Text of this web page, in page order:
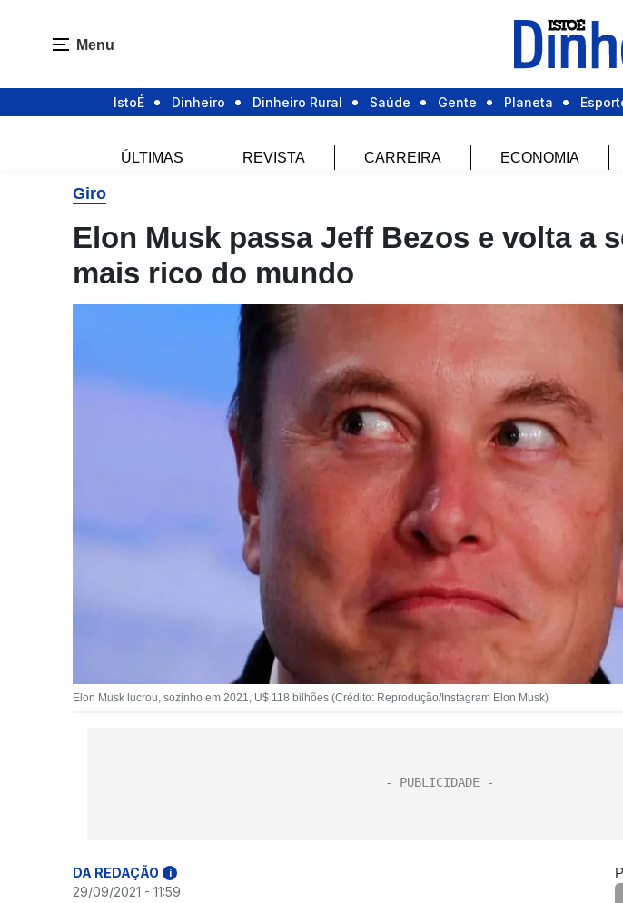
Menu
IstoÉ Dinheiro Dinheiro Rural Saúde Gente Planeta
ÚLTIMAS REVISTA CARREIRA ECONOMIA
Giro
Elon Musk passa Jeff Bezos e volta a
mais rico do mundo
Elon Musk lucrou, sozinho em 2021, U$ 118 bilhões (Crédito: Reprodução/Instagram Elon Musk)
DA REDAÇÃO i
29/09/2021 - 11:59